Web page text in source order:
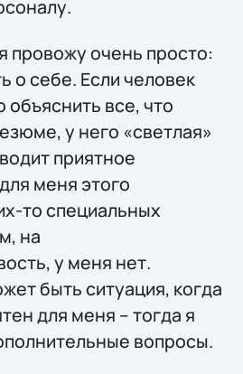
провожу очень просто:
о себе. Если человек
все, что
у него «светлая»
приятное
меня этого
то специальных
на
у меня нет.
быть ситуация, когда
для меня – тогда я
вопросы.